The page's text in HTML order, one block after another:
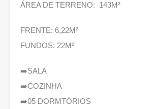
ÁREA DE TERRENO: 143M²
FRENTE: 6,22M²
FUNDOS: 22M²
➡️SALA
➡️COZINHA
➡️05 DORMTÓRIOS